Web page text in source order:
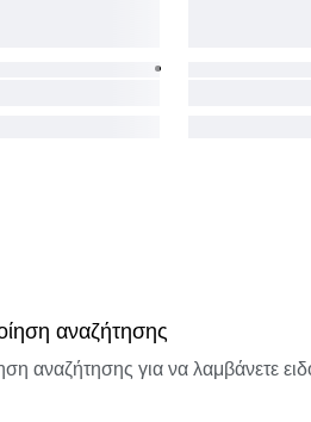
αναζήτησης
αναζήτησης για να λαμβάνετε